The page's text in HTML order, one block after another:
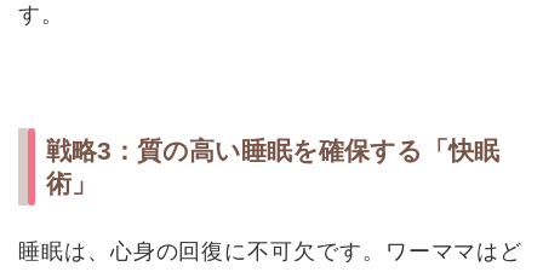
す。
戦略3：質の高い睡眠を確保する「快眠
術」
睡眠は、心身の回復に不可欠です。ワーママはど